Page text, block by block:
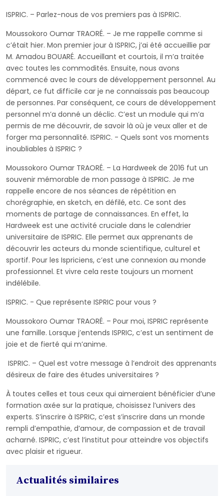
ISPRIC. – Parlez-nous de vos premiers pas à ISPRIC.
Moussokoro Oumar TRAORÉ. – Je me rappelle comme si
c’était hier. Mon premier jour à ISPRIC, j’ai été accueillie par
M. Amadou BOUARÉ. Accueillant et courtois, il m’a traitée
avec toutes les commodités. Ensuite, nous avons
commencé avec le cours de développement personnel. Au
départ, ce fut difficile car je ne connaissais pas beaucoup
de personnes. Par conséquent, ce cours de développement
personnel m’a donné un déclic. C’est un module qui m’a
permis de me découvrir, de savoir là où je veux aller et de
forger ma personnalité. ISPRIC. - Quels sont vos moments
inoubliables à ISPRIC ?
Moussokoro Oumar TRAORÉ. – La Hardweek de 2016 fut un
souvenir mémorable de mon passage à ISPRIC. Je me
rappelle encore de nos séances de répétition en
chorégraphie, en sketch, en défilé, etc. Ce sont des
moments de partage de connaissances. En effet, la
Hardweek est une activité cruciale dans le calendrier
universitaire de ISPRIC. Elle permet aux apprenants de
découvrir les acteurs du monde scientifique, culturel et
sportif. Pour les Ispriciens, c’est une connexion au monde
professionnel. Et vivre cela reste toujours un moment
indélébile.
ISPRIC. - Que représente ISPRIC pour vous ?
Moussokoro Oumar TRAORÉ. – Pour moi, ISPRIC représente
une famille. Lorsque j’entends ISPRIC, c’est un sentiment de
joie et de fierté qui m’anime.
ISPRIC. – Quel est votre message à l’endroit des apprenants
désireux de faire des études universitaires ?
À toutes celles et tous ceux qui aimeraient bénéficier d’une
formation axée sur la pratique, choisissez l’univers des
experts. S’inscrire à ISPRIC, c’est s’inscrire dans un monde
rempli d’empathie, d’amour, de compassion et de travail
acharné. ISPRIC, c’est l’institut pour atteindre vos objectifs
avec plaisir et rigueur.
Actualités similaires